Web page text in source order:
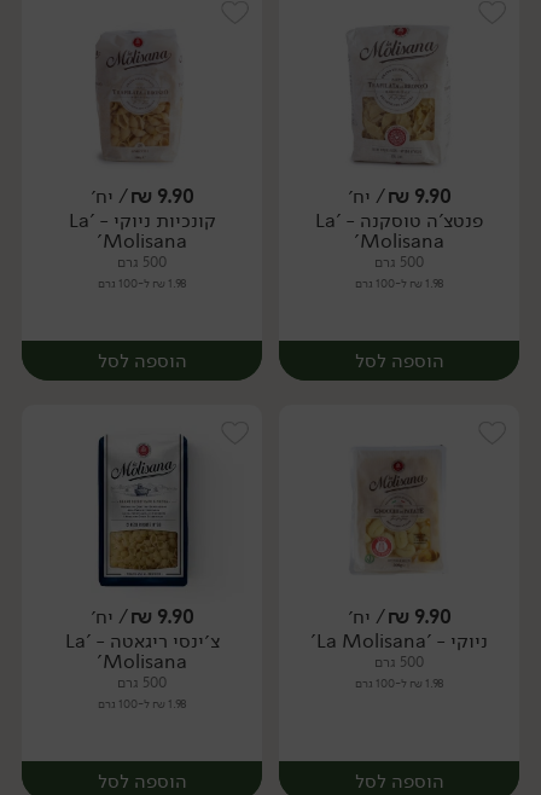
יח׳ יח׳
9.90
₪/ יח׳
פנטצ'ה טוסקנה - 'La
Molisana'
500 גרם
1.98 ₪ ל-100 גרם
הוספה לסל
יח׳
9.90
₪/ יח׳
קונכיות ניוקי - 'La
Molisana'
500 גרם
1.98 ₪ ל-100 גרם
הוספה לסל
יח׳
9.90
₪/ יח׳
ניוקי - 'La Molisana'
500 גרם
1.98 ₪ ל-100 גרם
הוספה לסל
9.90
₪/ יח׳
צ׳ינסי ריגאטה - 'La
Molisana'
500 גרם
1.98 ₪ ל-100 גרם
הוספה לסל